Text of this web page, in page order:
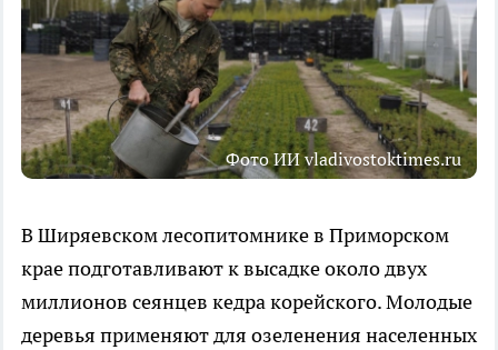
Фото ИИ vladivostoktimes.ru
В Ширяевском лесопитомнике в Приморском
крае подготавливают к высадке около двух
миллионов сеянцев кедра корейского. Молодые
деревья применяют для озеленения населенных